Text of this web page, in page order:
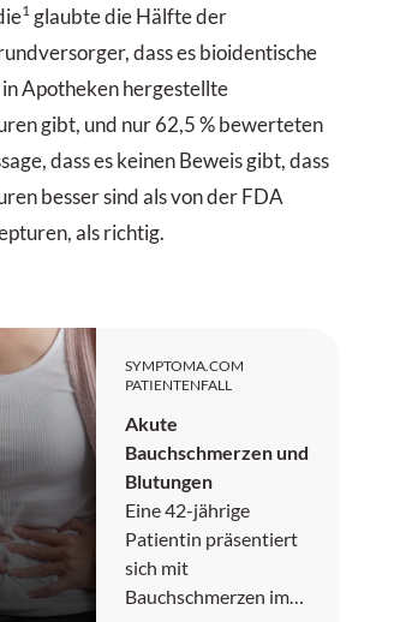
1 glaubte die Hälfte der
dass es bioidentische
Apotheken hergestellte
gibt, und nur 62,5 % bewerteten
dass es keinen Beweis gibt, dass
besser sind als von der FDA
als richtig.
SYMPTOMA.COM
PATIENTENFALL
Akute
Bauchschmerzen und
Blutungen
Eine 42-jährige
Patientin präsentiert
sich mit
Bauchschmerzen im